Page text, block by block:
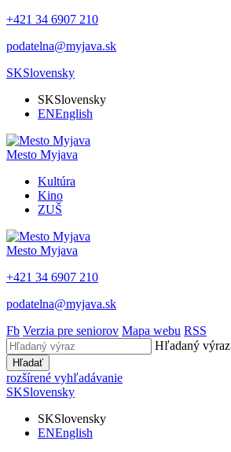
+421 34 6907 210
podatelna@myjava.sk
SKSlovensky
SKSlovensky
ENEnglish
Mesto Myjava
Kultúra
Kino
ZUŠ
Mesto Myjava
+421 34 6907 210
podatelna@myjava.sk
Fb Verzia pre seniorov Mapa webu RSS
Hľadaný výraz
Hľadať
rozšírené vyhľadávanie
SKSlovensky
SKSlovensky
ENEnglish